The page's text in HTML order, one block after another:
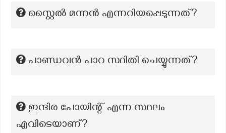
സ്റ്റൈൽ മന്നൻ എന്നറിയപ്പെടുന്നത്?
പാണ്ഡവൻ പാറ സ്ഥിതി ചെയ്യുന്നത്?
ഇന്ദിര പോയിന്റ് എന്ന സ്ഥലം
എവിടെയാണ്?